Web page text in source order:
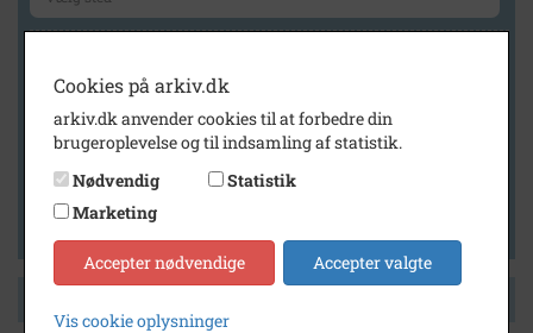
Vis kun med billeder
Vis kun med filmklip
Vis kun med kilder
Cookies på arkiv.dk
arkiv.dk anvender cookies til at forbedre din
brugeroplevelse og til indsamling af statistik.
Nødvendig
Statistik
Marketing
Accepter nødvendige Accepter valgte
Vis cookie oplysninger